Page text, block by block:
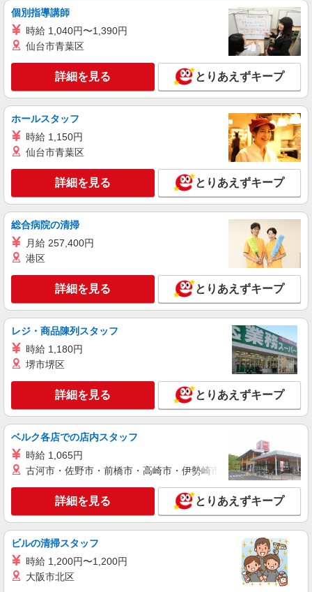
販売スタッフ（パートタイマー）
時給1118円
詳細を見る
パート
株式会社山陽百貨店
時給1118円
兵庫県姫路市南町1番地
詳細を見る
個別指導講師
時給 1,040円〜1,390円
仙台市青葉区
詳細を見る とりあえずキープ
ホールスタッフ
時給 1,150円
仙台市青葉区
詳細を見る とりあえずキープ
総合病院の清掃
月給 257,400円
港区
詳細を見る とりあえずキープ
レジ・商品陳列スタッフ
時給 1,180円
堺市堺区
詳細を見る とりあえずキープ
ベルク各店での店内スタッフ
時給 1,065円
古河市・佐野市・前橋市・高崎市・伊勢崎市・太田市・館林市
詳細を見る とりあえずキープ
ビルの清掃スタッフ
時給 1,200円〜1,200円
大阪市北区